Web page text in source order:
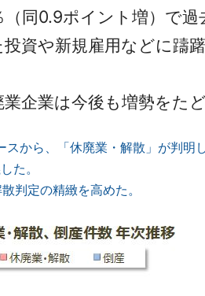
同0.9ポイント増）で
資や新規雇用などに躊
企業は今後も増勢をたど
から、「休廃業・解散」が判
た。
判定の精緻を高めた。